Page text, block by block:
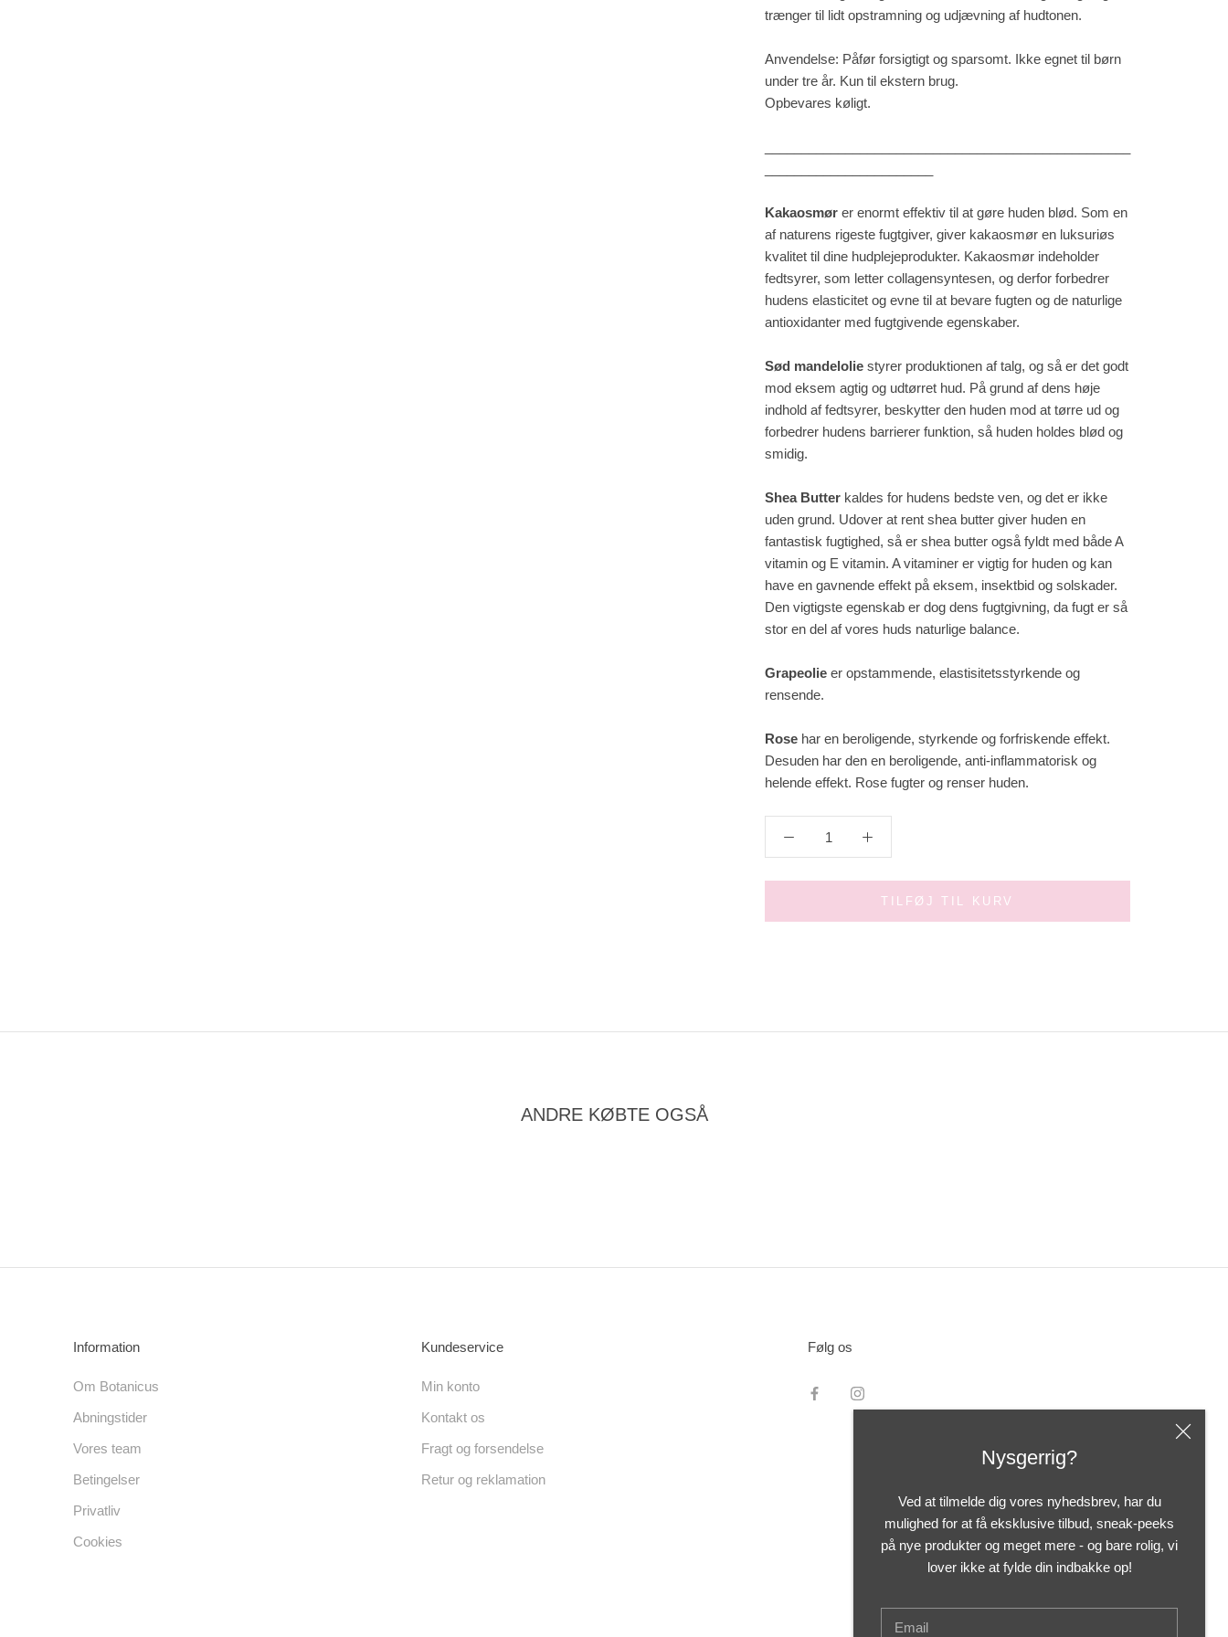
Nysgerrig?
Ved at tilmelde dig vores nyhedsbrev, har du
mulighed for at få eksklusive tilbud, sneak-peeks
på nye produkter og meget mere - og bare rolig, vi
lover ikke at fylde din indbakke op!
trænger til lidt opstramning og udjævning af hudtonen.
Anvendelse: Påfør forsigtigt og sparsomt. Ikke egnet til børn
under tre år. Kun til ekstern brug.
Opbevares køligt.
Kakaosmør er enormt effektiv til at gøre huden blød. Som en
af naturens rigeste fugtgiver, giver kakaosmør en luksuriøs
kvalitet til dine hudplejeprodukter. Kakaosmør indeholder
fedtsyrer, som letter collagensyntesen, og derfor forbedrer
hudens elasticitet og evne til at bevare fugten og de naturlige
antioxidanter med fugtgivende egenskaber.
Sød mandelolie styrer produktionen af talg, og så er det godt
mod eksem agtig og udtørret hud. På grund af dens høje
indhold af fedtsyrer, beskytter den huden mod at tørre ud og
forbedrer hudens barrierer funktion, så huden holdes blød og
smidig.
Shea Butter kaldes for hudens bedste ven, og det er ikke
uden grund. Udover at rent shea butter giver huden en
fantastisk fugtighed, så er shea butter også fyldt med både A
vitamin og E vitamin. A vitaminer er vigtig for huden og kan
have en gavnende effekt på eksem, insektbid og solskader.
Den vigtigste egenskab er dog dens fugtgivning, da fugt er så
stor en del af vores huds naturlige balance.
Grapeolie er opstammende, elastisitetsstyrkende og
rensende.
Rose har en beroligende, styrkende og forfriskende effekt.
Desuden har den en beroligende, anti-inflammatorisk og
helende effekt. Rose fugter og renser huden.
TILFØJ TIL KURV
ANDRE KØBTE OGSÅ
Information
Om Botanicus
Abningstider
Vores team
Betingelser
Privatliv
Cookies
Kundeservice
Min konto
Kontakt os
Fragt og forsendelse
Retur og reklamation
Følg os